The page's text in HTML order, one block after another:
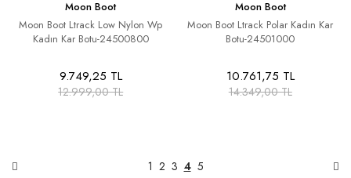
Moon Boot
Moon Boot Ltrack Low Nylon Wp
Kadın Kar Botu-24500800
9.749,25 TL
12.999,00 TL
Moon Boot
Moon Boot Ltrack Polar Kadın Kar
Botu-24501000
10.761,75 TL
14.349,00 TL
1 2 3 4 5